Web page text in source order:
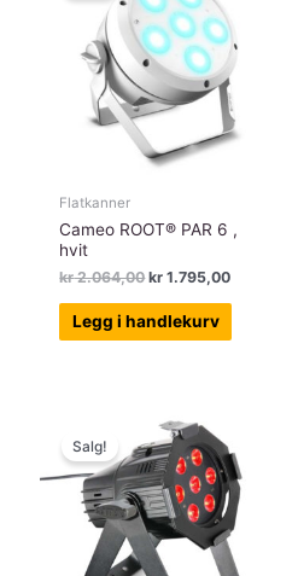
Flatkanner
Cameo ROOT® PAR 6 ,
hvit
kr2.064,00Opprinnelig
var:
kr 2.064,00.
kr 1.795,00
kr
Legg i handlekurv
Salg!